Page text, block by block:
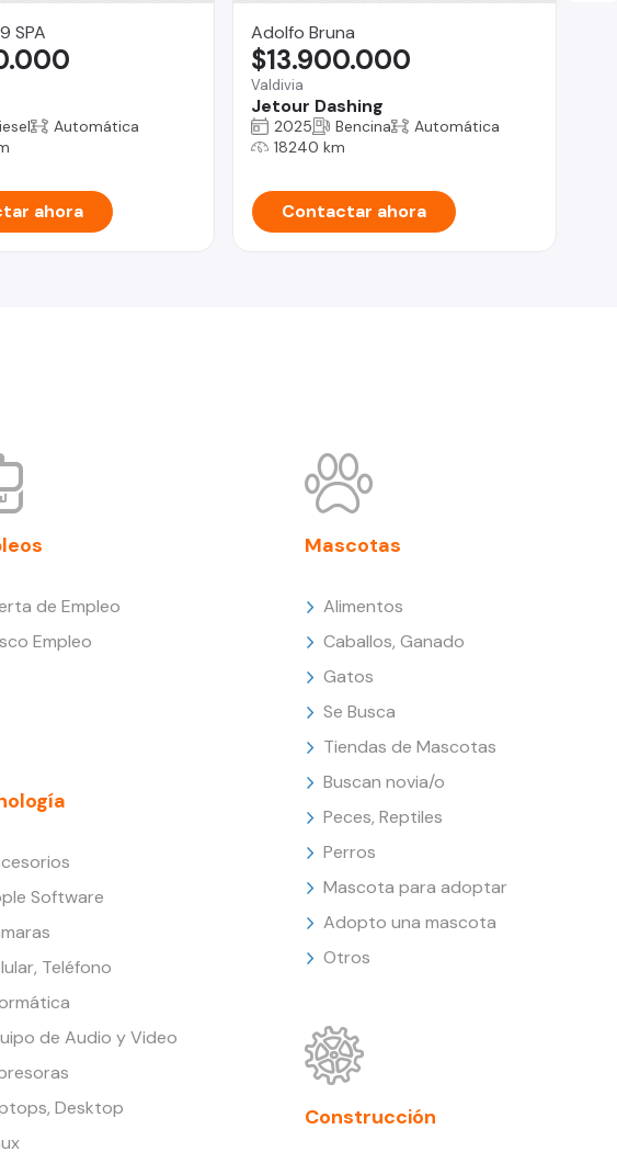
SPA
Automática
ahora
Adolfo Bruna
Valdivia
Jetour Dashing
$13.900.000
2025 Bencina
Automática
18240 km
Contactar ahora
de Empleo
Empleo
Software
Teléfono
de Audio y Video
Desktop
Mascotas
Alimentos
Caballos, Ganado
Gatos
Se Busca
Tiendas de Mascotas
Buscan novia/o
Peces, Reptiles
Perros
Mascota para adoptar
Adopto una mascota
Otros
Construcción